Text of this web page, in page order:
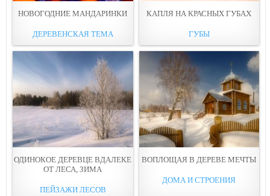
НОВОГОДНИЕ МАНДАРИНКИ
ДЕРЕВЕНСКАЯ ТЕМА
КАПЛЯ НА КРАСНЫХ ГУБАХ
ГУБЫ
ОДИНОКОЕ ДЕРЕВЦЕ ВДАЛЕКЕ
ОТ ЛЕСА, ЗИМА
ПЕЙЗАЖИ ЛЕСОВ
ВОПЛОЩАЯ В ДЕРЕВЕ МЕЧТЫ
ДОМА И СТРОЕНИЯ